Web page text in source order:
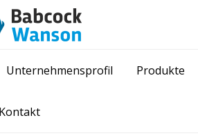
Unternehmensprofil Produkte
Kontakt